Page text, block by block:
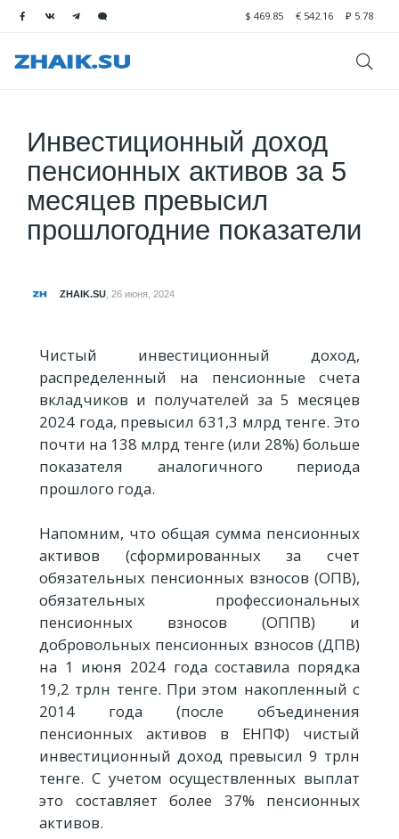
$ 469.85 € 542.16 ₽ 5.78
Инвестиционный доход
пенсионных активов за 5
месяцев превысил
прошлогодние показатели
ZHAIK.SU 26 июня, 2024
Чистый инвестиционный доход,
распределенный на пенсионные счета
вкладчиков и получателей за 5 месяцев
2024 года, превысил 631,3 млрд тенге. Это
почти на 138 млрд тенге (или 28%) больше
показателя аналогичного периода
прошлого года.
Напомним, что общая сумма пенсионных
активов (сформированных за счет
обязательных пенсионных взносов (ОПВ),
обязательных профессиональных
пенсионных взносов (ОППВ) и
добровольных пенсионных взносов (ДПВ)
на 1 июня 2024 года составила порядка
19,2 трлн тенге. При этом накопленный с
2014 года (после объединения
пенсионных активов в ЕНПФ) чистый
инвестиционный доход превысил 9 трлн
тенге. С учетом осуществленных выплат
это составляет более 37% пенсионных
активов.